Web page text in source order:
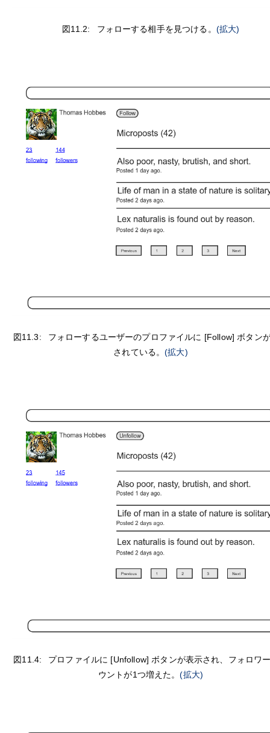
図11.2: フォローする相手を見つける。 (拡大)
図11.3:
フォローするユーザーのプロファイルに [Follow] ボタン
されている。(拡大)
図11.4:
プロファイルに [Unfollow] ボタンが表示され、フォロワ
ウントが1つ増えた。(拡大)